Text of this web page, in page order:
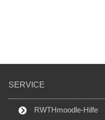
SERVICE
RWTHmoodle-Hilfe